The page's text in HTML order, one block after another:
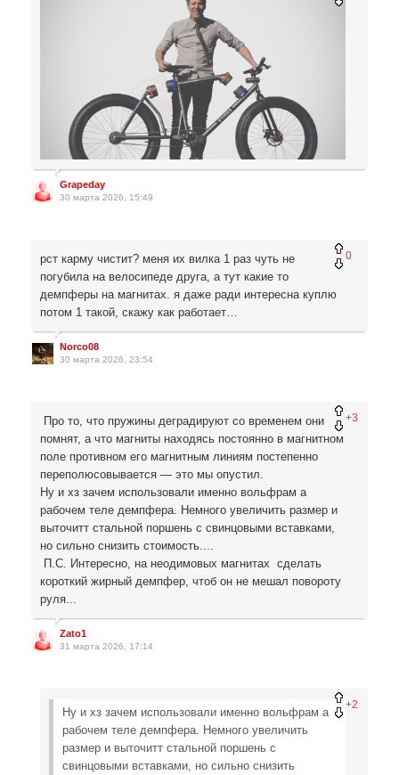
Grapeday
30 марта 2026, 15:49
0
рст карму чистит? меня их вилка 1 раз чуть не
погубила на велосипеде друга, а тут какие то
демпферы на магнитах. я даже ради интересна куплю
потом 1 такой, скажу как работает…
Norco08
30 марта 2026, 23:54
+3
Про то, что пружины деградируют со временем они
помнят, а что магниты находясь постоянно в магнитном
поле противном его магнитным линиям постепенно
переполюсовывается — это мы опустил.
Ну и хз зачем использовали именно вольфрам а
рабочем теле демпфера. Немного увеличить размер и
выточитт стальной поршень с свинцовыми вставками,
но сильно снизить стоимость....
П.С. Интересно, на неодимовых магнитах сделать
короткий жирный демпфер, чтоб он не мешал повороту
руля...
Zato1
31 марта 2026, 17:14
+2
Ну и хз зачем использовали именно вольфрам а
рабочем теле демпфера. Немного увеличить
размер и выточитт стальной поршень с
свинцовыми вставками, но сильно снизить